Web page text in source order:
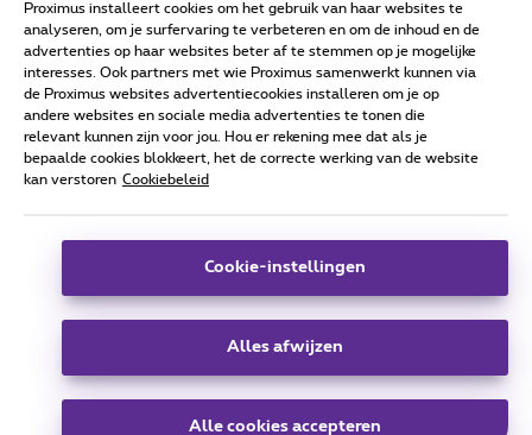
Forumvoorwaarden Accessibility statement
Alle rechten voorbehouden. © Proximus
Algemene voorwaarden, consumenteninfo
Deze website is gecreëerd en wordt beheerd conform het
Koning Albert II-laan 27 - B-1030 Brussel.
Carrier & Wholesale Solutions
Telindus
Proximus installeert cookies om het gebruik van haar websites te
analyseren, om je surfervaring te verbeteren en om de inhoud en de
advertenties op haar websites beter af te stemmen op je mogelijke
interesses. Ook partners met wie Proximus samenwerkt kunnen via
de Proximus websites advertentiecookies installeren om je op
andere websites en sociale media advertenties te tonen die
relevant kunnen zijn voor jou. Hou er rekening mee dat als je
bepaalde cookies blokkeert, het de correcte werking van de website
kan verstoren Cookiebeleid
Cookie-instellingen
Alles afwijzen
Alle cookies accepteren